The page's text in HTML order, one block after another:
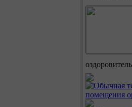
помещения